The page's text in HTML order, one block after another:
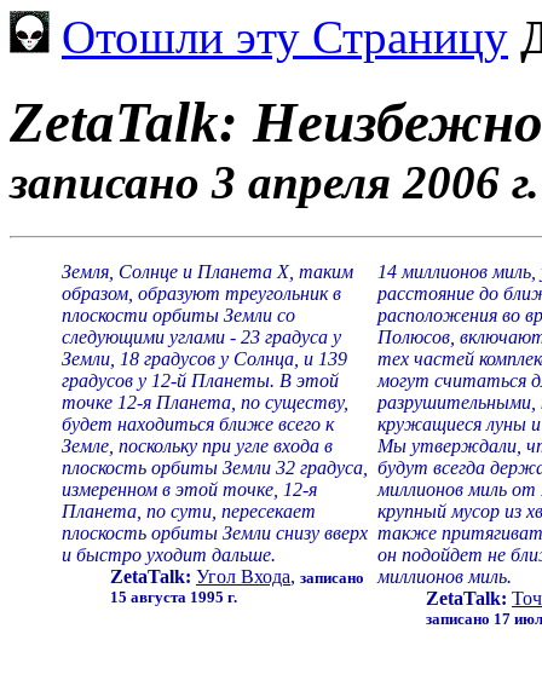
Отошли эту Страницу
ZetaTalk:
записано 3 апреля 2006 г.
Земля, Солнце и Планета Х, таким
образом, образуют треугольник в
плоскости орбиты Земли со
следующими углами - 23 градуса у
Земли, 18 градусов у Солнца, и 139
градусов у 12-й Планеты. В этой
точке 12-я Планета, по существу,
будет находиться ближе всего к
Земле, поскольку при угле входа в
плоскость орбиты Земли 32 градуса,
измеренном в этой точке, 12-я
Планета, по сути, пересекает
плоскость орбиты Земли снизу вверх
и быстро уходит дальше.
ZetaTalk: Угол Входа, записано
15 августа 1995 г.
14 миллионов
расстояние до
расположения во
Полюсов,
тех частей
могут считаться
разрушительными,
кружащиеся луны
Мы утверждали,
будут всегда
миллионов миль
крупный мусор из
также
он подойдет не
миллионов миль.
ZetaTalk:
записано 17